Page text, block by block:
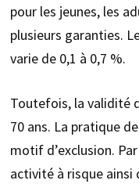
pour les jeunes, les
plusieurs garanties.
varie de 0,1 à 0,7 %.
Toutefois, la validité
70 ans. La pratique
motif d’exclusion.
activité à risque ainsi